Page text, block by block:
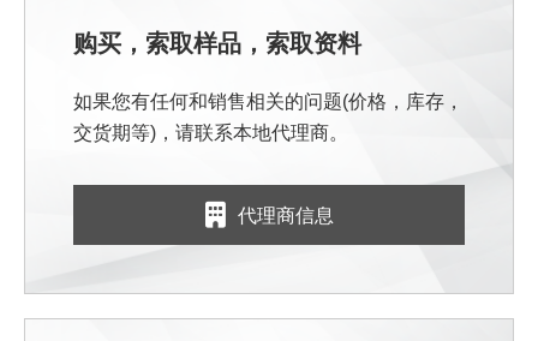
购买，索取样品，索取资料
如果您有任何和销售相关的问题(价格，库存，
交货期等)，请联系本地代理商。
代理商信息